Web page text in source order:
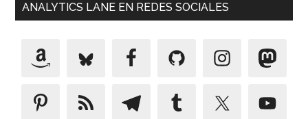
ANALYTICS LANE EN REDES SOCIALES